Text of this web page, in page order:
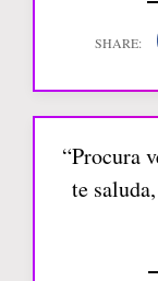
“Procura
te